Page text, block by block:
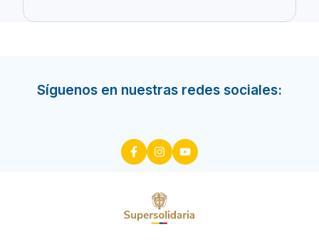
Síguenos en nuestras redes sociales: